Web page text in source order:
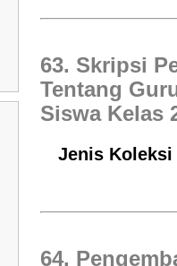
63. Skripsi
Tentang
Siswa Kelas
Jenis Koleksi
64.